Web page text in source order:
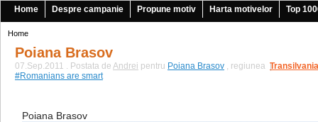
Home Despre campanie Propune motiv Harta motivelor Top
Home
Poiana Brasov
07.Sep.2011 . Postata de Andrei pentru Poiana Brasov , regiunea Transilvania
|
#Romanians are smart
Poiana Brasov